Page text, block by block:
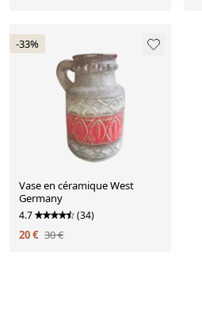
-33%
Vase en céramique West
Germany
4.7 (34)
20 € 30 €